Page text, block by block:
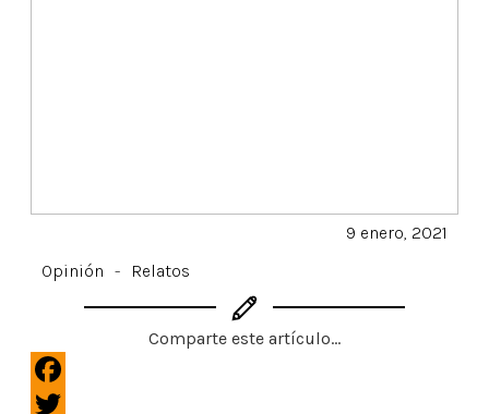
9 enero, 2021
Opinión - Relatos
Comparte este artículo...
F